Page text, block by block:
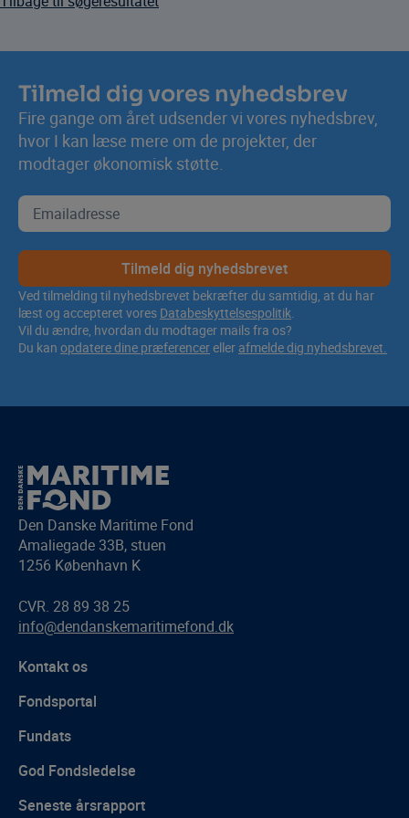
Tilmeld dig vores nyhedsbrev
Fire gange om året udsender vi vores nyhedsbrev,
hvor I kan læse mere om de projekter, der
modtager økonomisk støtte.
Tilmeld dig nyhedsbrevet
Ved tilmelding til nyhedsbrevet bekræfter du samtidig, at du har
læst og accepteret vores Databeskyttelsespolitik.
Vil du ændre, hvordan du modtager mails fra os?
Du kan opdatere dine præferencereller afmelde dig nyhedsbrevet.
Den Danske Maritime Fond
Amaliegade 33B, stuen
1256 København K
CVR. 28 89 38 25
info@dendanskemaritimefond.dk
Kontakt os
Fondsportal
Fundats
God Fondsledelse
Seneste årsrapport